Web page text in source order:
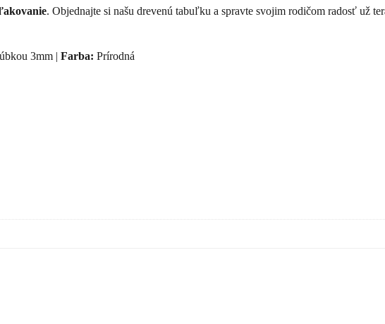
. Objednajte si našu drevenú tabuľku a spravte svojim rodičom radosť už
3mm | Farba: Prírodná